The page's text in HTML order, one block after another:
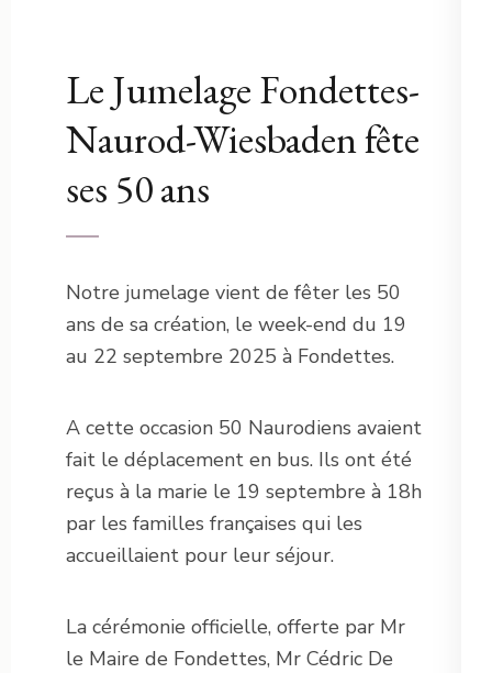
Le Jumelage Fondettes-
Naurod-Wiesbaden fête
ses 50 ans
Notre jumelage vient de fêter les 50
ans de sa création, le week-end du 19
au 22 septembre 2025 à Fondettes.
A cette occasion 50 Naurodiens avaient
fait le déplacement en bus. Ils ont été
reçus à la marie le 19 septembre à 18h
par les familles françaises qui les
accueillaient pour leur séjour.
La cérémonie officielle, offerte par Mr
le Maire de Fondettes, Mr Cédric De